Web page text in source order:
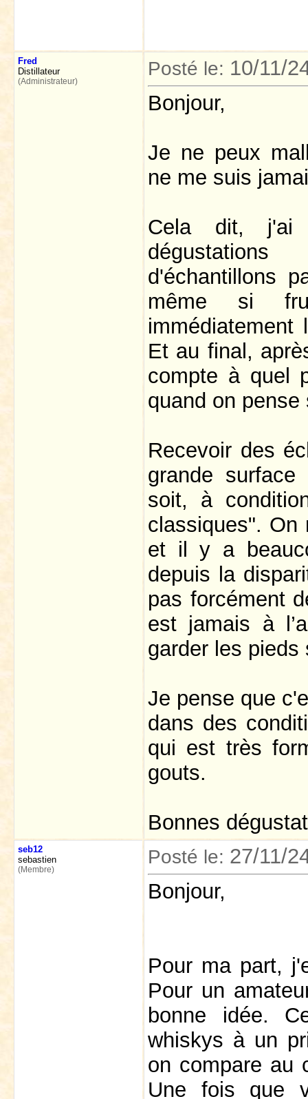
Fred
Distillateur
(Administrateur)
Posté le: 10/11/
Bonjour,
Je ne peux
ne me suis
Cela dit, j'ai
d'échantillons
même si
Et au final,
compte à quel
quand on
Recevoir des
grande
soit, à
classiques". On
et il y a
depuis la
pas forcément
est jamais à
garder les pieds
Je pense que
dans des
qui est très
gouts.
Bonnes
seb12
sebastien
(Membre)
Posté le: 27/11/
Bonjour,
Pour ma part,
Pour un
bonne idée.
whiskys à un
on compare au
Une fois que